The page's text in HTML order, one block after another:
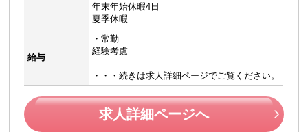
年末年始休暇4日
夏季休暇
給与
・常勤
経験考慮
・・・続きは求人詳細ページでご覧ください。
求人詳細ページへ